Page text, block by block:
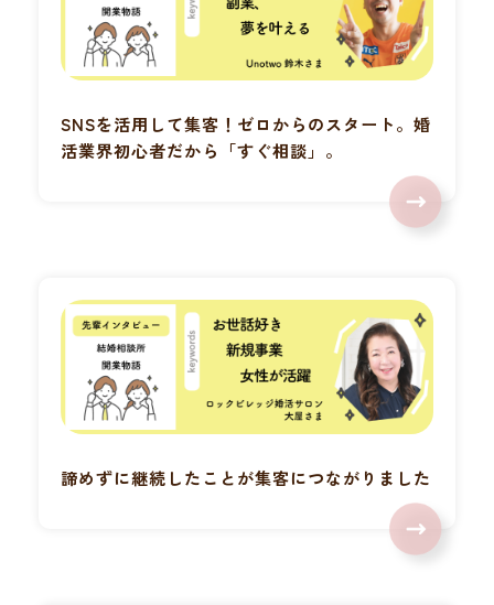
SNSを活用して集客！ゼロからのスタート。婚
活業界初心者だから「すぐ相談」。
諦めずに継続したことが集客につながりました